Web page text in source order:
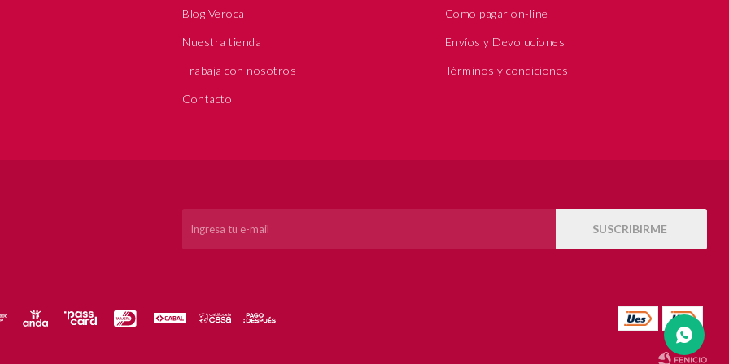
SUSCRIBIRME
Blog Veroca
Nuestra tienda
Trabaja con nosotros
Contacto
Como pagar on-line
Envíos y Devoluciones
Términos y condiciones